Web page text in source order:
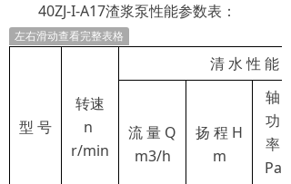
40ZJ-I-A17渣浆泵性能参数表：
左右滑动查看完整表格
型 号
转速
n
r/min
清 水 性 能
流 量 Q
m3/h
扬 程 H
m
轴
功
率
Pa